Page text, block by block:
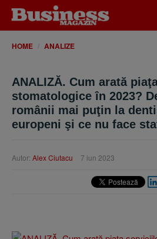
HOME ANALIZE
ANALIZĂ. Cum arată
stomatologice în 2023?
românii mai puţin la
europeni şi ce nu face
Autor: Alex Ciutacu 7 iun 2023